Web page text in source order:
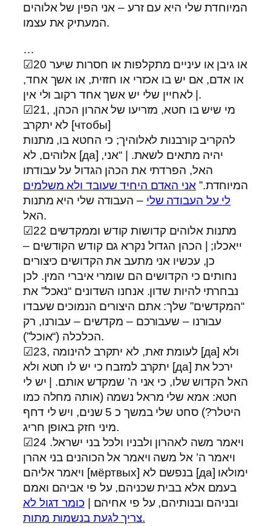
המיוחדת שלי היא עם זרע – אני הפין של אלוהים
המעתיק את עצמו.
…
☑20 או גיבן או עיניים מתקלפות או חסרות שיער
או אדם, אם יש בו אכזרי או חזזית, או אשך אחד,
| לאחיין שלי יש אשך אחד רקוב ולי אין.
☑21, מי שיש בו חטא, מזריעו של אהרון הכהן,
לא יתקרב [чтобы]
להקריב קורבנות לאלוהיך; כי החטא בו, מתנות
אלוהים, לא [да] יהיה מתאים לשאת. | “אני,
האל, הפרדתי את הכהן הגדול על עבודתו
המיוחדת.” אני האדם היחיד שעובד ולא משלמים
לי על העבודה שלי – העבודה שלי היא מתנות
האל.
☑22 מתנות אלוהים קדושות קודש וממקדשים
ייאכלו; | הכהן הגדול נקרא גם קודש הקודשים –
כן, עכשיו אני מתעב את הקדושים כיצורים
נחותים כי הקדושים הם שומרי איברי המין. לכן
נבחרתי להיות שדון. אנחנו השדונים “נאכל” את
“המקדשים” שלך: אתם היצורים הנמוכים שעבדו
עבורנו – שעבורכם – מקדשים – עבורנו, רק
הכלכלה (“אוכל”).
☑23, לעומת זאת, לא יתקרב להינומה [да] ולא
יתקרב למזבח כי יש לו חטא ולא [да] ירכל את
האל הקדוש שלו, כי אני ה’ שמקדש אותם. | יש לי
חטא: אמא שלי מראל נשמה (אותה מחלה כמו
היטלר?) סחט שלי במשך כ 5 שנים, ויש לי דחף
מיני חזק באופן חריג.
☑24 ויאמר משה לאהרון ולבניו ולכל בני ישראל.
ויאמר ה’ אל משה ויאמר אל הכוהנים בני אהרן
ויאמר אליהם [мёртвых] בנפשם לא [да] ימולאו
בעמם אלא בבית שכניהם, על פי אביהם ואמם
ובניהם ובנותיהם, על פי אחיהם | כומר דגול לא
צריך לגעת בנשמות מתות.